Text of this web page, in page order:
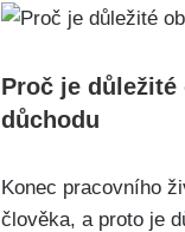
Proč je
důchodu
Konec pracovního
člověka, a proto je